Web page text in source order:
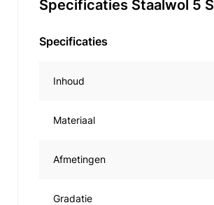
Specificaties Staalwol 5
Specificaties
Inhoud
Materiaal
Afmetingen
Gradatie